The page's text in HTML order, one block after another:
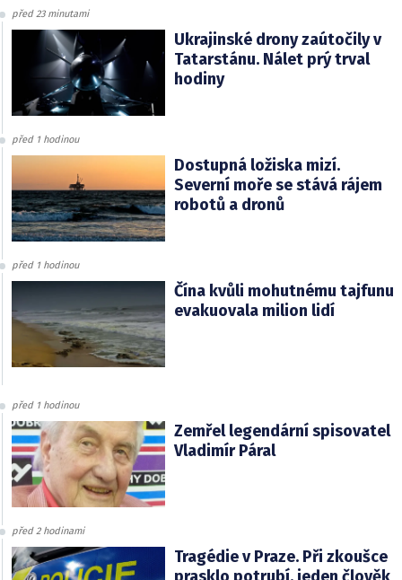
před 23 minutami
Ukrajinské drony zaútočily v
Tatarstánu. Nálet prý trval
hodiny
před 1 hodinou
Dostupná ložiska mizí.
Severní moře se stává rájem
robotů a dronů
před 1 hodinou
Čína kvůli mohutnému tajfunu
evakuovala milion lidí
před 1 hodinou
Zemřel legendární spisovatel
Vladimír Páral
před 2 hodinami
Tragédie v Praze. Při zkoušce